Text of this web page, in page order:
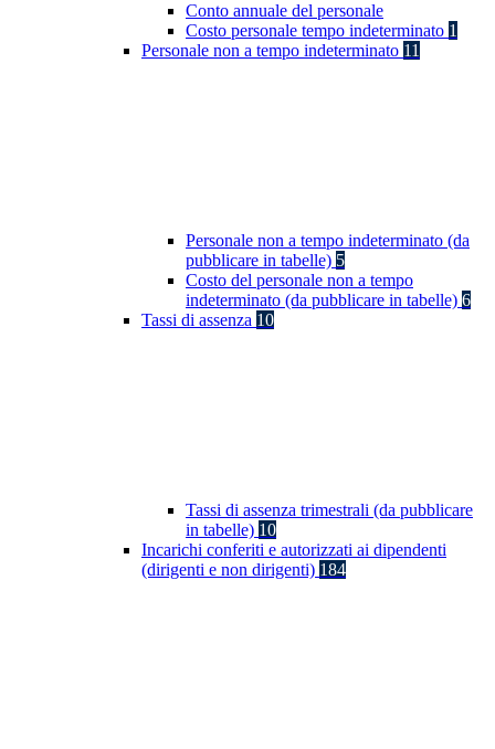
Conto annuale del personale
Costo personale tempo indeterminato 1
Personale non a tempo indeterminato 11
Personale non a tempo indeterminato (da
pubblicare in tabelle) 5
Costo del personale non a tempo
indeterminato (da pubblicare in tabelle) 6
Tassi di assenza 10
Tassi di assenza trimestrali (da pubblicare
in tabelle) 10
Incarichi conferiti e autorizzati ai dipendenti
(dirigenti e non dirigenti) 184